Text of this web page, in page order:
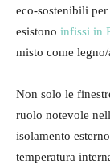
eco-sostenibili
esistono infissi in
misto come
Non solo le
ruolo notevole
isolamento
temperatura